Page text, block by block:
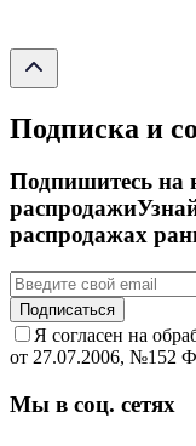
Подписка и
Подпишитесь на
распродажи
распродажах
Подписаться
Я согласен на
от 27.07.2006, №152
Мы в соц. сетях